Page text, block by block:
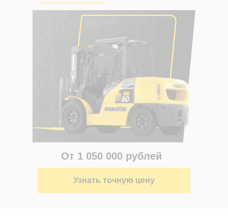
От 1 050 000 рублей
Узнать точную цену